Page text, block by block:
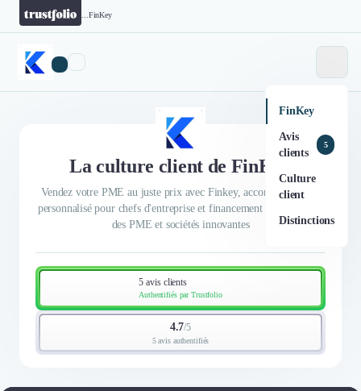
FinKey
FinKey
Avis
clients
5
Culture
client
Distinctions
La culture client de FinKey
Vendez votre PME au juste prix avec Finkey, accompagnement
personnalisé pour chefs d'entreprise et financement capitalistique
des PME et sociétés innovantes
5 avis clients
Authentifiés par Trustfolio
4.7/5
5 avis authentifiés